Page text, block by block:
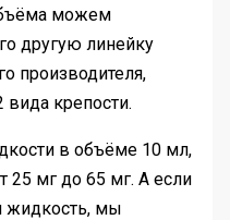
можем
другую линейку
производителя,
вида крепости.
в объёме 10 мл,
25 мг до 65 мг. А если
жидкость, мы